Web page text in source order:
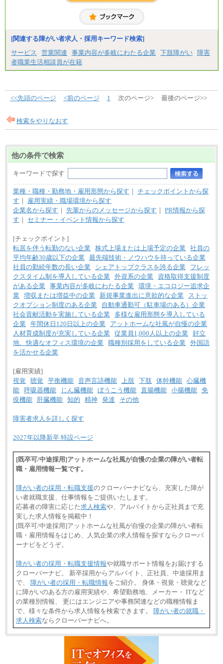
[関連する障がい者求人・採用キーワード検索]
サービス
営業関連 事業内容が多岐にわたる企業 下肢障がい 障害
者職業生活相談員が在籍
<<先頭のページ <前のページ 1 次のページ> 最後のページ>>
検索をやりなおす
他の条件で検索
キーワードで探す
業種・職種・勤務地・雇用形態から探す ｜ チェックポイントから探
す ｜
雇用実績・職場環境から探す
企業名から探す ｜ 先輩からのメッセージから探す ｜ PR情報から探
す ｜ セミナー・イベント情報から探す
[チェックポイント]
転居を伴う転勤のない企業 株式上場または上場予定の企業 社員の
平均年齢30歳以下の企業 最先端技術・ノウハウを持っている企業
社員の勤続年数の長い企業
シェアトップクラスを誇る企業
フレッ
クスタイム制を導入している企業 外資系の企業
資格取得支援制度
がある企業 事業内容が多岐にわたる企業 環境・エコロジー追求企
業 増収または増益中の企業 新規事業進出に意欲的な企業
ストッ
クオプション制度のある企業
自動車通勤可（駐車場のある）企業
社会貢献活動を実施している企業
多様な雇用形態を導入している
企業 年間休日120日以上の企業
アットホームな社風が自慢の企業
人材育成制度が充実している企業 従業員1,000人以上の企業 好立
地、快適なオフィス環境の企業 職種別採用をしている企業 外国語
を活かせる企業
[雇用実績]
視覚
聴覚 平衡機能 音声言語機能 上肢 下肢 体幹機能 心臓機
能 呼吸器機能 じん臓機能 ぼうこう機能 直腸機能 小腸機能 免
疫機能
肝臓機能 知的 精神 発達 その他
障害者求人を詳しく探す
2027年以降新卒 特設ページ
[既卒可/中途採用]アットホームな社風が自慢の企業の障がい者転
職・雇用情報一覧です。
障がい者の採用・転職支援のクローバーナビなら、充実した障が
い者就職支援、仕事情報をご提供いたします。
応募者の障害に応じた求人検索や、アルバイトから正社員まで充
実した求人情報を掲載中！
[既卒可/中途採用]アットホームな社風が自慢の企業の障がい者転
職・雇用情報をはじめ、人気企業の求人情報を探すならクローバ
ーナビをどうぞ。
障がい者の採用・転職支援情報や就職サポート情報をお届けする
クローバーナビ。 新卒採用からアルバイト、正社員、中途採用ま
で、 障がい者の採用・転職情報をご紹介。 身体・視覚・聴覚など
に障がいのある方の雇用実績や、希望勤務地、メーカー・ ITなど
の業種別情報、 更にはエンジニアや事務関連などの職種情報ま
で、様々な条件から求人情報を検索できます。 障がい者の就職・
求人検索ならクローバーナビへ。